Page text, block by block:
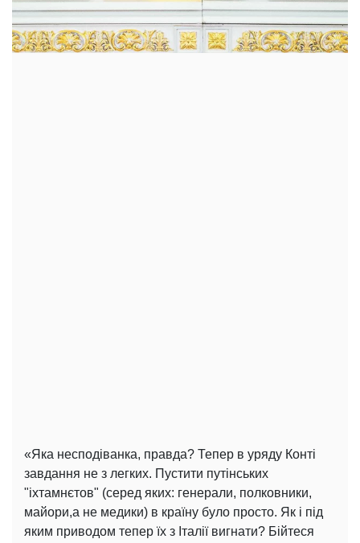
«Яка несподіванка, правда? Тепер в уряду Конті
завдання не з легких. Пустити путінських
"іхтамнєтов" (серед яких: генерали, полковники,
майори,а не медики) в країну було просто. Як і під
яким приводом тепер їх з Італії вигнати? Бійтеся